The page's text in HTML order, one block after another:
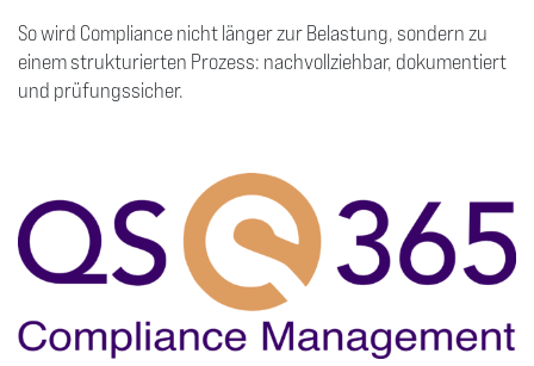
So wird Compliance nicht länger zur Belastung, sondern zu
einem strukturierten Prozess: nachvollziehbar, dokumentiert
und prüfungssicher.